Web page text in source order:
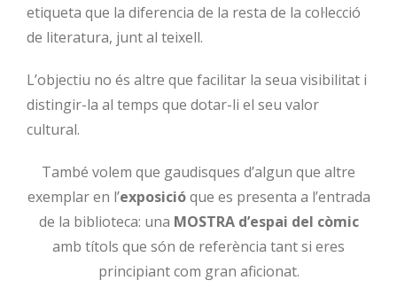
etiqueta que la diferencia de la resta de la col·lecció
de literatura, junt al teixell.
L’objectiu no és altre que facilitar la seua visibilitat i
distingir-la al temps que dotar-li el seu valor
cultural.
També volem que gaudisques d’algun que altre
exemplar en l’exposicióque es presenta a l’entrada
de la biblioteca: una MOSTRA d’espai del còmic
amb títols que són de referència tant si eres
principiant com gran aficionat.